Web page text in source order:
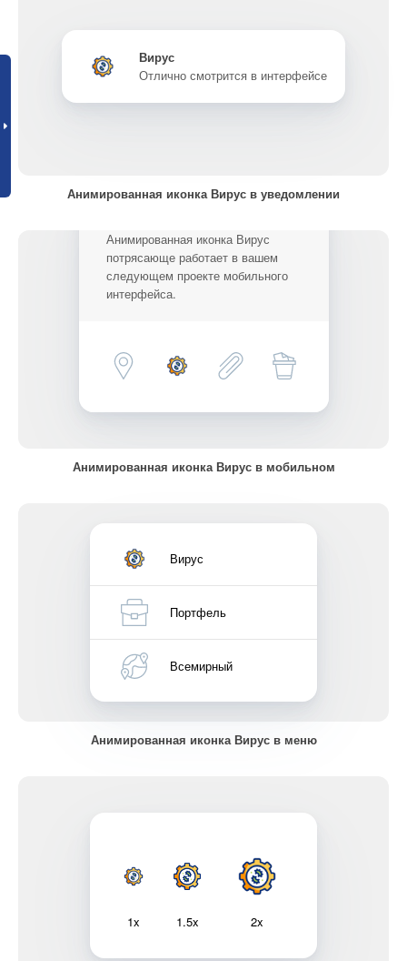
Вирус
Отлично смотрится в интерфейсе
Анимированная иконка Вирус в уведомлении
Анимированная иконка Вирус
потрясающе работает в вашем
следующем проекте мобильного
интерфейса.
Анимированная иконка Вирус в мобильном
Вирус
Портфель
Всемирный
Анимированная иконка Вирус в меню
1x 1.5x 2x